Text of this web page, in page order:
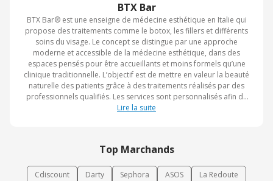
BTX Bar
BTX Bar® est une enseigne de médecine esthétique en Italie qui
propose des traitements comme le botox, les fillers et différents
soins du visage. Le concept se distingue par une approche
moderne et accessible de la médecine esthétique, dans des
espaces pensés pour être accueillants et moins formels qu’une
clinique traditionnelle. L’objectif est de mettre en valeur la beauté
naturelle des patients grâce à des traitements réalisés par des
professionnels qualifiés. Les services sont personnalisés afin de
répondre aux besoins esthétiques et au bien-être de chacun. BTX
Lire la suite
Top Marchands
Cdiscount Darty Sephora ASOS
La Redoute